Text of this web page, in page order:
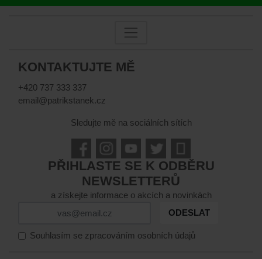
KONTAKTUJTE MĚ
+420 737 333 337
email@patrikstanek.cz
Sledujte mě na sociálních sítích
PŘIHLASTE SE K ODBĚRU
NEWSLETTERŮ
a získejte informace o akcích a novinkách
ODESLAT
Souhlasím se zpracováním osobních údajů